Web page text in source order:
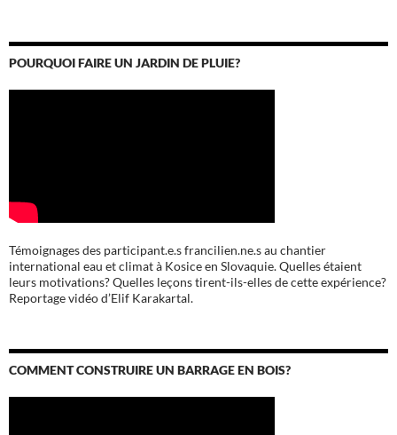
POURQUOI FAIRE UN JARDIN DE PLUIE?
Témoignages des participant.e.s francilien.ne.s au chantier
international eau et climat à Kosice en Slovaquie. Quelles étaient
leurs motivations? Quelles leçons tirent-ils-elles de cette expérience?
Reportage vidéo d’Elif Karakartal.
COMMENT CONSTRUIRE UN BARRAGE EN BOIS?